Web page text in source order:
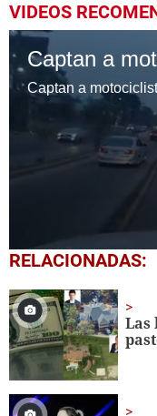
VIDEOS
0
seconds
17
seconds
RELACIONADAS:
Las